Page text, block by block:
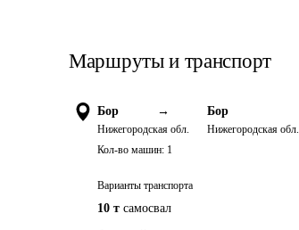
Маршруты и транспорт
Бор →
Нижегородская обл.
Бор
Нижегородская обл.
Кол-во машин: 1
Варианты транспорта
10 т самосвал